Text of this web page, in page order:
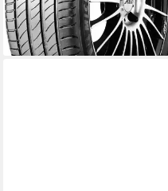
Produktdatenblatt
139,99 €
lieferbar - in 4-5 Werktagen bei dir